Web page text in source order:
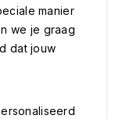
manier
we je graag
dat jouw